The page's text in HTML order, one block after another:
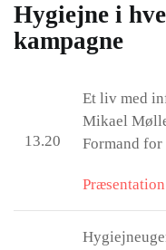
Hygiejne i
kampagne
13.20
Et liv med
Mikael
Formand
Præsentation